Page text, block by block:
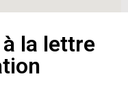
la lettre